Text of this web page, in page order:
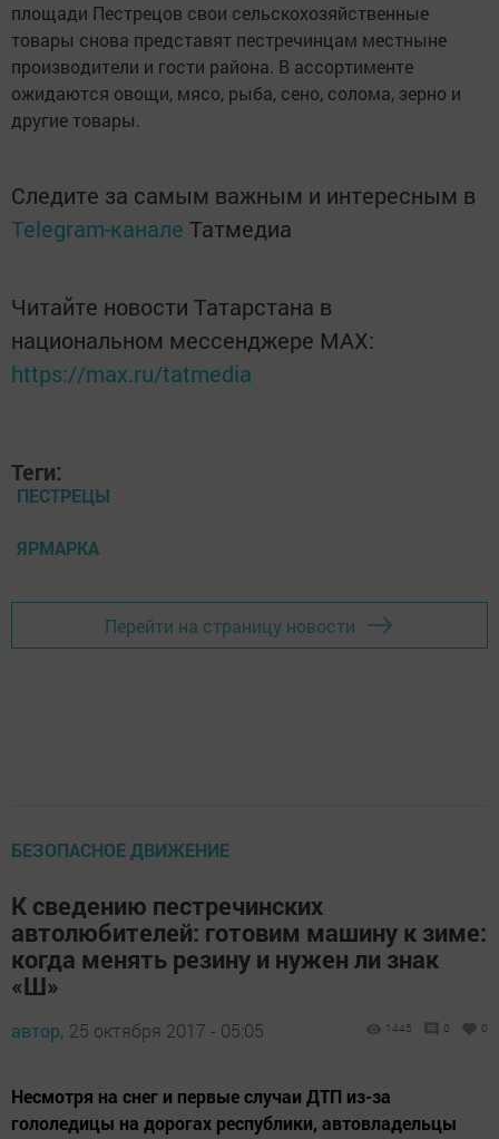
площади Пестрецов свои сельскохозяйственные
товары снова представят пестречинцам местныне
производители и гости района. В ассортименте
ожидаются овощи, мясо, рыба, сено, солома, зерно и
другие товары.
Следите за самым важным и интересным в
Telegram-канале Татмедиа
Читайте новости Татарстана в
национальном мессенджере MАХ:
https://max.ru/tatmedia
Теги:
ПЕСТРЕЦЫ
ЯРМАРКА
Перейти на страницу новости
БЕЗОПАСНОЕ ДВИЖЕНИЕ
К сведению пестречинских
автолюбителей: готовим машину к зиме:
когда менять резину и нужен ли знак
«Ш»
автор, 25 октября 2017 - 05:05 1445 0 0
Несмотря на снег и первые случаи ДТП из-за
гололедицы на дорогах республики, автовладельцы